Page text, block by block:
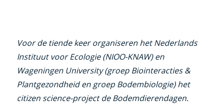
Voor de tiende keer organiseren het Nederlands
Instituut voor Ecologie (NIOO-KNAW) en
Wageningen University (groep Biointeracties &
Plantgezondheid en groep Bodembiologie) het
citizen science-project de Bodemdierendagen.